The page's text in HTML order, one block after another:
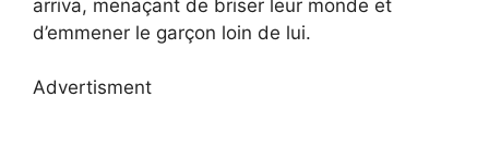
arriva, menaçant de briser leur monde et
d’emmener le garçon loin de lui.
Advertisment